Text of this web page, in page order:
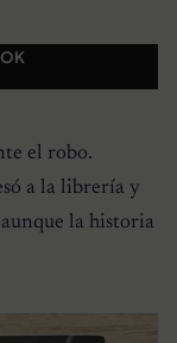
el robo.
a la librería y
la historia